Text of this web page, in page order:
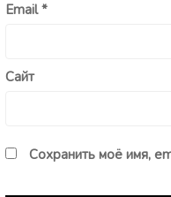
Email*
Сайт
Сохранить моё имя,